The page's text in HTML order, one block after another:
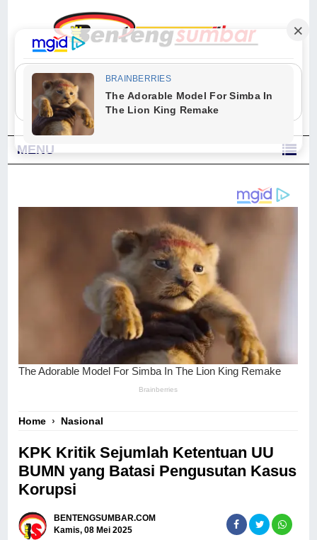
"Sesungguhnya Allah dan para malaikat-Nya berselawat untuk Nabi.
Wahai orang-orang yang beriman, berselawatlah kamu untuk Nabi dan
ucapkanlah salam dengan penuh penghormatan kepadanya." (Qs. Al
Ahzab Ayat 56)
MENU
Home › Nasional
KPK Kritik Sejumlah Ketentuan UU
BUMN yang Batasi Pengusutan Kasus
Korupsi
BENTENGSUMBAR.COM
Kamis, 08 Mei 2025